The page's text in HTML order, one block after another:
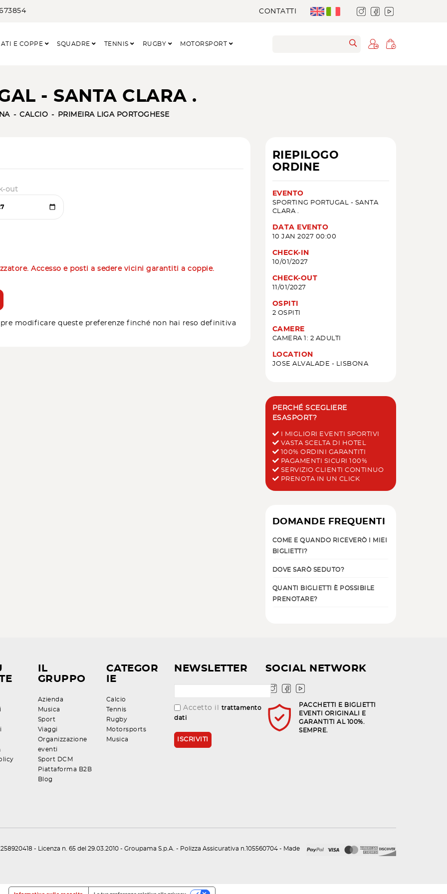
CONTATTI
E COPPE SQUADRE TENNIS RUGBY MOTORSPORT
- SANTA CLARA .
CALCIO PRIMEIRA LIGA PORTOGHESE
out
Accesso e posti a sedere vicini garantiti a coppie.
modificare queste preferenze finché non hai reso definitiva
RIEPILOGO
ORDINE
EVENTO
SPORTING PORTUGAL - SANTA
CLARA .
DATA EVENTO
10 JAN 2027 00:00
CHECK-IN
10/01/2027
CHECK-OUT
11/01/2027
OSPITI
2 OSPITI
CAMERE
CAMERA 1: 2 ADULTI
LOCATION
JOSE ALVALADE - LISBONA
PERCHÉ SCEGLIERE
ESASPORT?
I MIGLIORI EVENTI SPORTIVI
VASTA SCELTA DI HOTEL
100% ORDINI GARANTITI
PAGAMENTI SICURI 100%
SERVIZIO CLIENTI CONTINUO
PRENOTA IN UN CLICK
DOMANDE FREQUENTI
COME E QUANDO RICEVERÒ I MIEI
BIGLIETTI?
DOVE SARÒ SEDUTO?
QUANTI BIGLIETTI È POSSIBILE
PRENOTARE?
IL
GRUPPO
Azienda
Musica
Sport
Viaggi
Organizzazione
eventi
Sport DCM
Piattaforma B2B
Blog
CATEGOR
IE
Calcio
Tennis
Rugby
Motorsports
Musica
NEWSLETTER
Accetto il trattamento
dati
SOCIAL NETWORK
PACCHETTI E BIGLIETTI
EVENTI ORIGINALI E
GARANTITI AL 100%.
SEMPRE.
- Licenza n. 65 del 29.03.2010 - Groupama S.p.A. - Polizza Assicurativa n.105560704 - Made